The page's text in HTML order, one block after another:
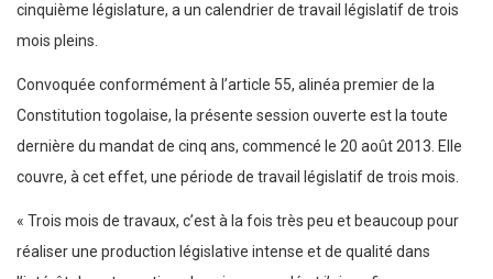
cinquième législature, a un calendrier de travail législatif de trois
mois pleins.
Convoquée conformément à l’article 55, alinéa premier de la
Constitution togolaise, la présente session ouverte est la toute
dernière du mandat de cinq ans, commencé le 20 août 2013. Elle
couvre, à cet effet, une période de travail législatif de trois mois.
« Trois mois de travaux, c’est à la fois très peu et beaucoup pour
réaliser une production législative intense et de qualité dans